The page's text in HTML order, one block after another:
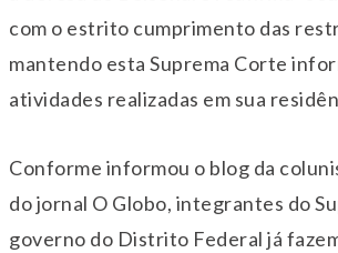
com o estrito cumprimento das
mantendo esta Suprema Corte
atividades realizadas em sua
Conforme informou o blog da
do jornal O Globo, integrantes do
governo do Distrito Federal já